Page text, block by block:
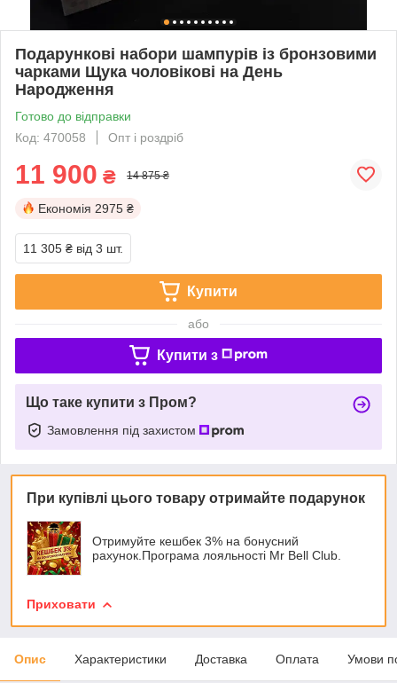
Подарункові набори шампурів із бронзовими
чарками Щука чоловікові на День
Народження
Готово до відправки
Код: 470058
Опт і роздріб
11 900 ₴ 14 875 ₴
Економія 2975 ₴
11 305 ₴ від 3 шт.
Купити
або
Купити з
Що таке купити з Пром?
Замовлення під захистом
При купівлі цього товару отримайте подарунок
Отримуйте кешбек 3% на бонусний
рахунок.Програма лояльності Mr Bell Club.
Приховати
Опис Характеристики Доставка Оплата Умови